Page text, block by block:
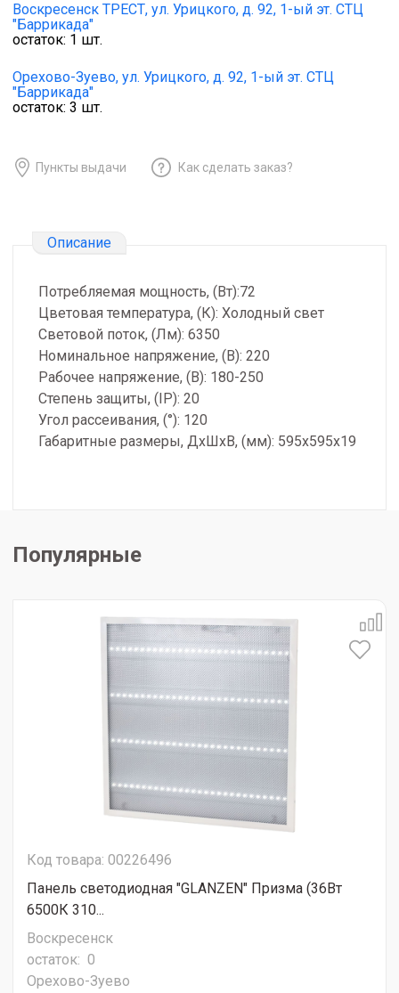
Воскресенск ТРЕСТ, ул. Урицкого, д. 92, 1-ый эт. СТЦ
"Баррикада"
остаток: 1 шт.
Орехово-Зуево, ул. Урицкого, д. 92, 1-ый эт. СТЦ
"Баррикада"
остаток: 3 шт.
Пункты выдачи Как сделать заказ?
Описание
Потребляемая мощность, (Вт):72
Цветовая температура, (К): Холодный свет
Световой поток, (Лм): 6350
Номинальное напряжение, (В): 220
Рабочее напряжение, (В): 180-250
Степень защиты, (IP): 20
Угол рассеивания, (°): 120
Габаритные размеры, ДхШхВ, (мм): 595х595х19
Популярные
Код товара: 00226496
Панель светодиодная "GLANZEN" Призма (36Вт
6500К 310...
Воскресенск
остаток: 0
Орехово-Зуево